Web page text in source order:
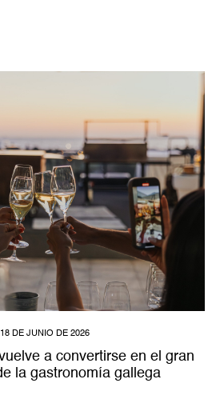
18 DE JUNIO DE 2026
a convertirse en el gran
la gastronomía gallega